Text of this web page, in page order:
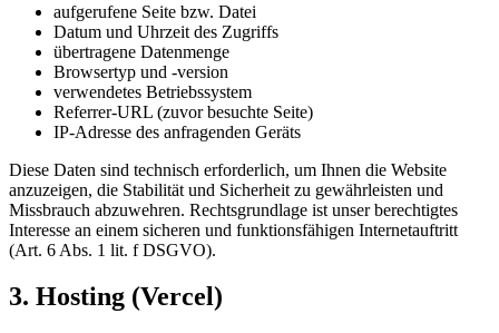
aufgerufene Seite bzw. Datei
Datum und Uhrzeit des Zugriffs
übertragene Datenmenge
Browsertyp und -version
verwendetes Betriebssystem
Referrer-URL (zuvor besuchte Seite)
IP-Adresse des anfragenden Geräts
Diese Daten sind technisch erforderlich, um Ihnen die Website
anzuzeigen, die Stabilität und Sicherheit zu gewährleisten und
Missbrauch abzuwehren. Rechtsgrundlage ist unser berechtigtes
Interesse an einem sicheren und funktionsfähigen Internetauftritt
(Art. 6 Abs. 1 lit. f DSGVO).
3. Hosting (Vercel)